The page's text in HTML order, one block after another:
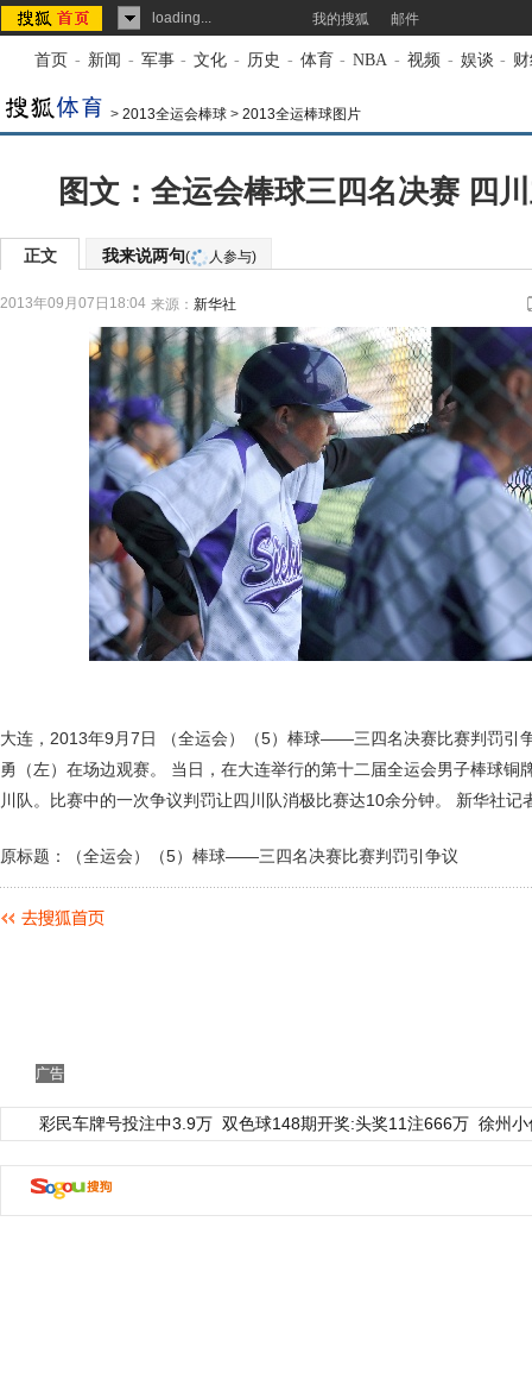
loading... 我的搜狐 邮件
首页 - 新闻 - 军事 - 文化 - 历史 - 体育 - NBA - 视频 - 娱谈 -
> 2013全运会棒球 > 2013全运棒球图片
图文：全运会棒球三四名决赛 四
正文 我来说两句( 人参与)
2013年09月07日18:04 来源： 新华社
大连，2013年9月7日 （全运会）（5）棒球——三四名决赛比赛判罚引
勇（左）在场边观赛。 当日，在大连举行的第十二届全运会男子棒球铜
川队。比赛中的一次争议判罚让四川队消极比赛达10余分钟。 新华社记
原标题：（全运会）（5）棒球——三四名决赛比赛判罚引争议
广告
彩民车牌号投注中3.9万 双色球148期开奖:头奖11注666万 徐州